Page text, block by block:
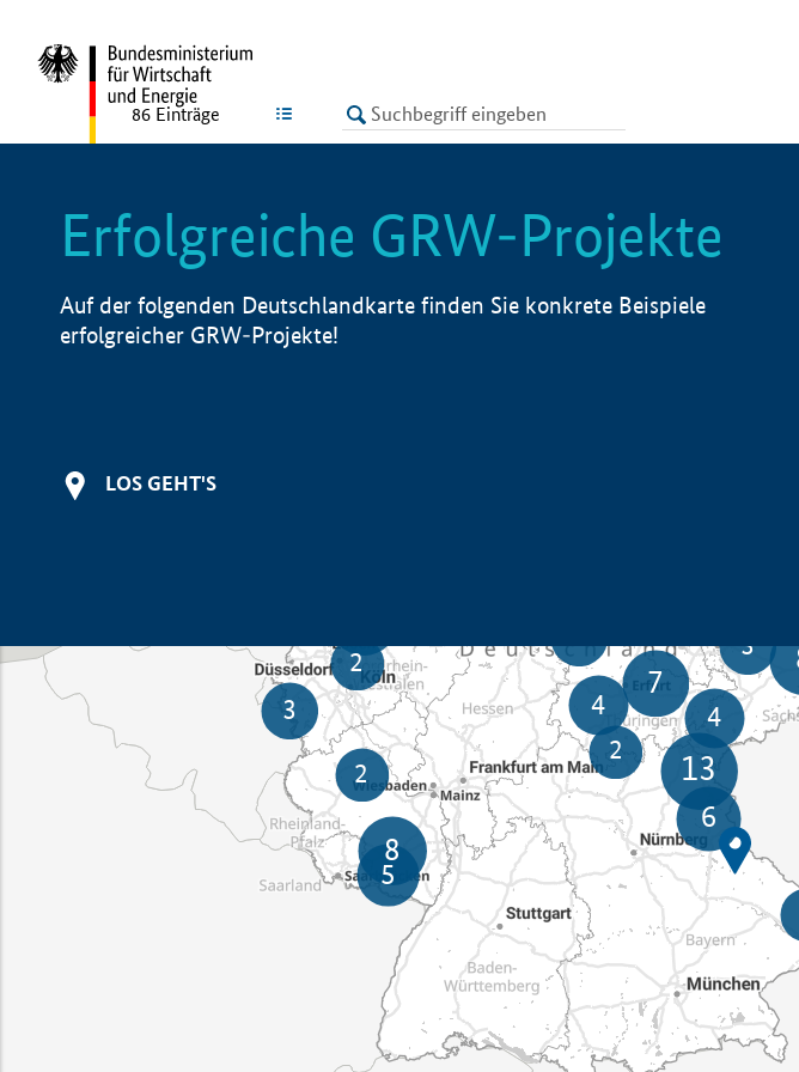
LISTE
86 Einträge
Erfolgreiche GRW-Projekte
Auf der folgenden Deutschlandkarte finden Sie konkrete Beispiele
erfolgreicher GRW-Projekte!
LOS GEHT'S